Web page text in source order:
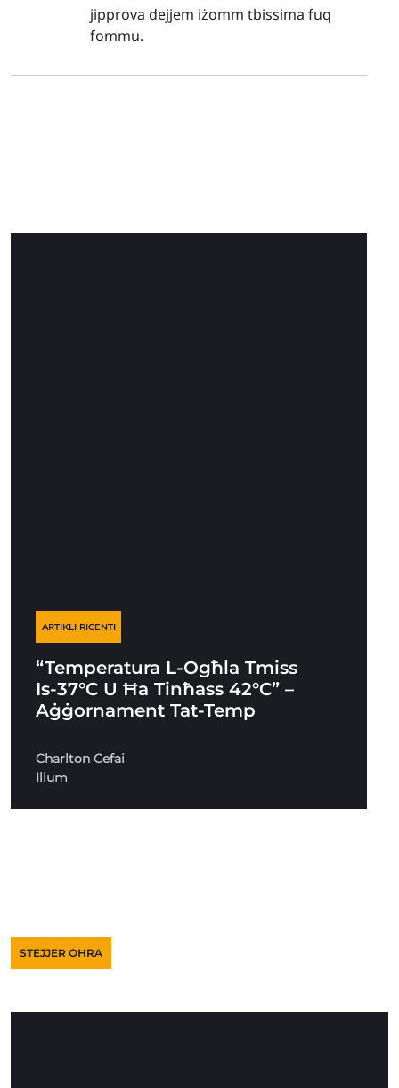
jipprova dejjem iżomm tbissima fuq
fommu.
ARTIKLI RICENTI
“Temperatura L-Ogħla Tmiss
Is-37°C U Ħa Tinħass 42°C” –
Aġġornament Tat-Temp
Charlton Cefai
Illum
STEJJER OĦRA